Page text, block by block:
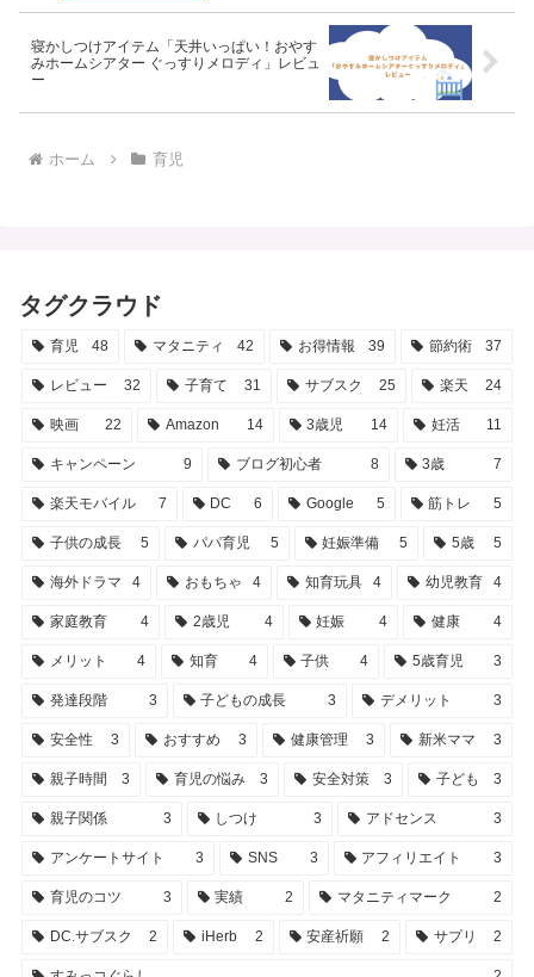
寝かしつけアイテム「天井いっぱい！おやす
みホームシアター ぐっすりメロディ」レビュ
ー
ホーム 育児
タグクラウド
育児 48 マタニティ 42 お得情報 39 節約術 37
レビュー 32 子育て 31 サブスク 25 楽天 24
映画 22 Amazon 14 3歳児 14 妊活 11
キャンペーン 9 ブログ初心者 8 3歳 7
楽天モバイル 7 DC 6 Google 5 筋トレ 5
子供の成長 5 パパ育児 5 妊娠準備 5 5歳 5
海外ドラマ 4 おもちゃ 4 知育玩具 4 幼児教育 4
家庭教育 4 2歳児 4 妊娠 4 健康 4
メリット 4 知育 4 子供 4 5歳育児 3
発達段階 3 子どもの成長 3 デメリット 3
安全性 3 おすすめ 3 健康管理 3 新米ママ 3
親子時間 3 育児の悩み 3 安全対策 3 子ども 3
親子関係 3 しつけ 3 アドセンス 3
アンケートサイト 3 SNS 3 アフィリエイト 3
育児のコツ 3 実績 2 マタニティマーク 2
DC.サブスク 2 iHerb 2 安産祈願 2 サプリ 2